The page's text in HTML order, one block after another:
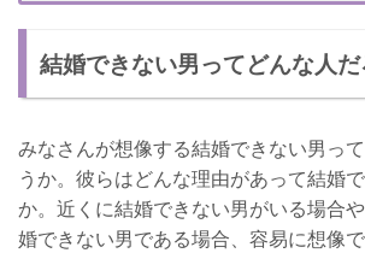
結婚できないと思い込むのはダメ！
結婚できない男ってどんな人
みなさんが想像する結婚できない男っ
うか。彼らはどんな理由があって結婚
か。近くに結婚できない男がいる場合
婚できない男である場合、容易に想像で